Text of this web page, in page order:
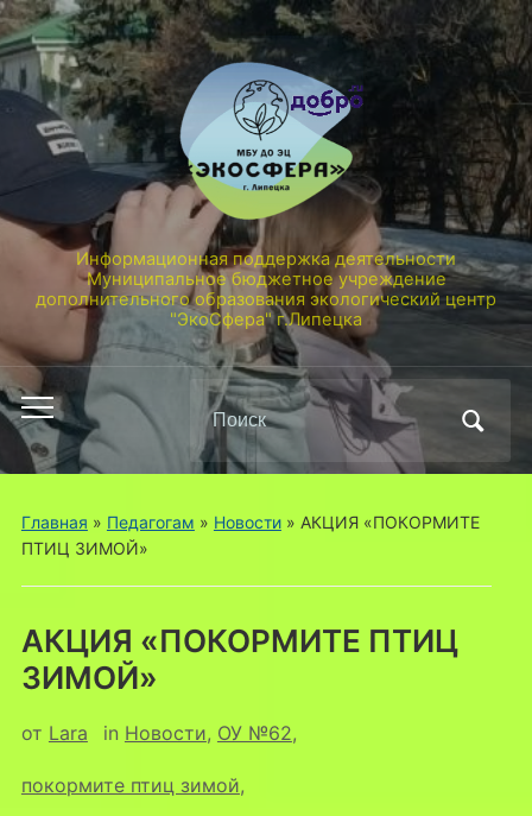
Информационная поддержка деятельности
Муниципальное бюджетное учреждение
дополнительного образования экологический центр
"ЭкоСфера" г.Липецка
Переключить
мобильное
меню
Поиск
по:
Главная » Педагогам » Новости» АКЦИЯ «ПОКОРМИТЕ
ПТИЦ ЗИМОЙ»
АКЦИЯ «ПОКОРМИТЕ ПТИЦ
ЗИМОЙ»
от Lara in Новости, ОУ №62,
покормите птиц зимой,